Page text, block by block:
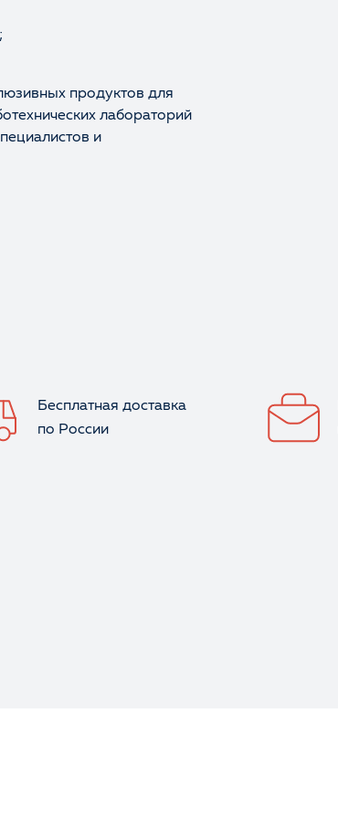
продуктов для
лабораторий
и
Бесплатная доставка
по России